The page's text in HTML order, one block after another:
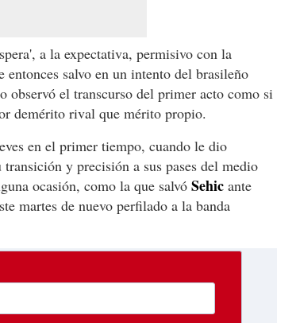
a la expectativa, permisivo con la
entonces salvo en un intento del brasileño
observó el transcurso del primer acto como si
demérito rival que mérito propio.
en el primer tiempo, cuando le dio
y precisión a sus pases del medio
ocasión, como la que salvó Sehic ante
martes de nuevo perfilado a la banda